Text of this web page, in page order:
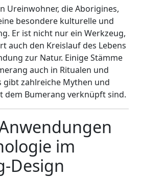
Ureinwohner, die Aborigines,
besondere kulturelle und
Er ist nicht nur ein Werkzeug,
auch den Kreislauf des Lebens
zur Natur. Einige Stämme
auch in Ritualen und
gibt zahlreiche Mythen und
dem Bumerang verknüpft sind.
im
Design